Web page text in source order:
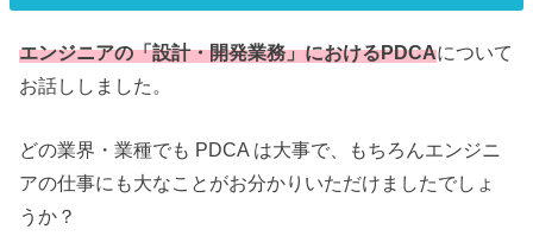
エンジニアの「設計・開発業務」におけるPDCAについて
お話ししました。
どの業界・業種でも PDCA は大事で、もちろんエンジニ
アの仕事にも大なことがお分かりいただけましたでしょ
うか？